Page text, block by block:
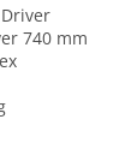
740 mm